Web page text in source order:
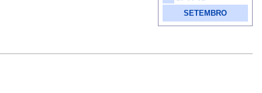
SETEMBRO